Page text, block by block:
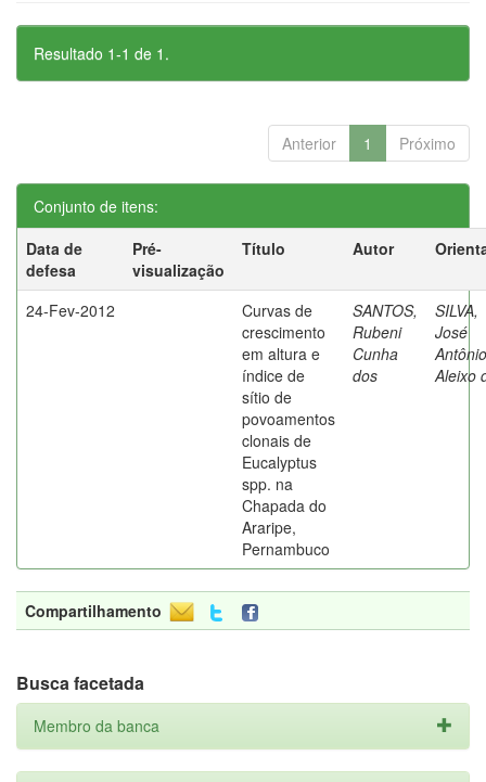
Resultado 1-1 de 1.
Anterior 1 Próximo
Conjunto de itens:
Data de
defesa
Pré-
visualização
Título Autor
24-Fev-2012
Curvas de
crescimento
em altura e
índice de
sítio de
povoamentos
clonais de
Eucalyptus
spp. na
Chapada do
Araripe,
Pernambuco
SANTOS,
Rubeni
Cunha
dos
SILVA,
José
Antônio
Aleixo
Compartilhamento
Busca facetada
Membro da banca